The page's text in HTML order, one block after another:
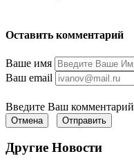
Оставить комментарий
Ваше имя
Ваш email
Введите Ваш комментарий
Отмена Отправить
Другие Новости